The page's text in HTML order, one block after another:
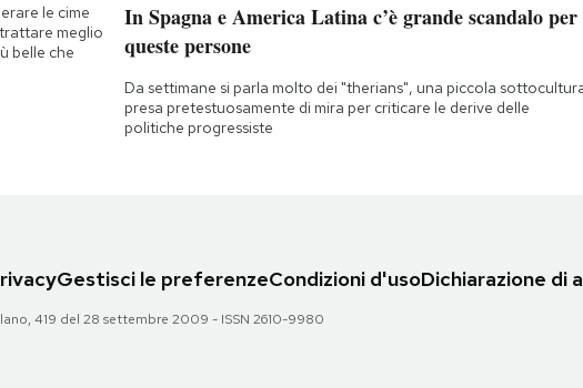
le cime
meglio
belle che
In Spagna e America Latina c’è grande scandalo per
queste persone
Da settimane si parla molto dei "therians", una piccola
presa pretestuosamente di mira per criticare le derive delle
politiche progressiste
Gestisci le preferenzeCondizioni d'usoDichiarazione di
419 del 28 settembre 2009 - ISSN 2610-9980